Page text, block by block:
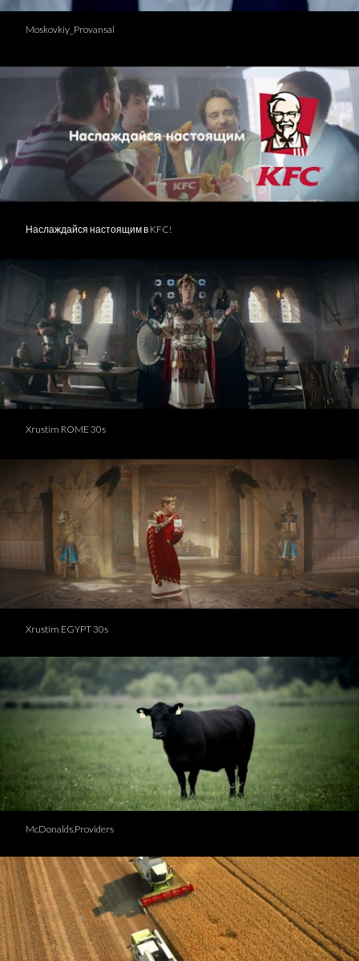
Moskovkiy_Provansal
Наслаждайся настоящим в KFC!
Xrustim ROME 30s
Xrustim EGYPT 30s
McDonalds.Providers